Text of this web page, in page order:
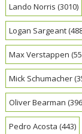
Lando Norris (3010)
Logan Sargeant
Max Verstappen
Mick Schumacher
Oliver Bearman
Pedro Acosta (443)